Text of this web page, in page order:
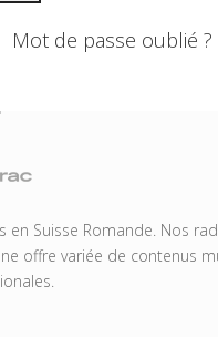
Mot de passe oublié ?
Suisse Romande. Nos
offre variée de contenus